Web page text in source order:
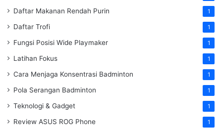
Daftar Makanan Rendah Purin 1
Daftar Trofi 1
Fungsi Posisi Wide Playmaker 1
Latihan Fokus 1
Cara Menjaga Konsentrasi Badminton 1
Pola Serangan Badminton 1
Teknologi & Gadget 1
Review ASUS ROG Phone 1